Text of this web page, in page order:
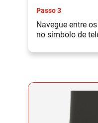
Passo 3
Navegue entre
no símbolo de